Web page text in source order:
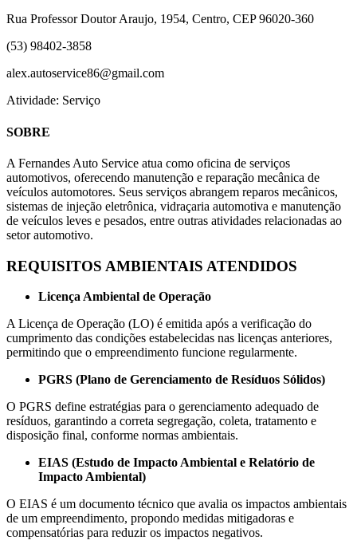
Rua Professor Doutor Araujo, 1954, Centro, CEP 96020-360
(53) 98402-3858
alex.autoservice86@gmail.com
Atividade: Serviço
SOBRE
A Fernandes Auto Service atua como oficina de serviços
automotivos, oferecendo manutenção e reparação mecânica de
veículos automotores. Seus serviços abrangem reparos mecânicos,
sistemas de injeção eletrônica, vidraçaria automotiva e manutenção
de veículos leves e pesados, entre outras atividades relacionadas ao
setor automotivo.
REQUISITOS AMBIENTAIS ATENDIDOS
Licença Ambiental de Operação
A Licença de Operação (LO) é emitida após a verificação do
cumprimento das condições estabelecidas nas licenças anteriores,
permitindo que o empreendimento funcione regularmente.
PGRS (Plano de Gerenciamento de Resíduos Sólidos)
O PGRS define estratégias para o gerenciamento adequado de
resíduos, garantindo a correta segregação, coleta, tratamento e
disposição final, conforme normas ambientais.
EIAS (Estudo de Impacto Ambiental e Relatório de
Impacto Ambiental)
O EIAS é um documento técnico que avalia os impactos ambientais
de um empreendimento, propondo medidas mitigadoras e
compensatórias para reduzir os impactos negativos.